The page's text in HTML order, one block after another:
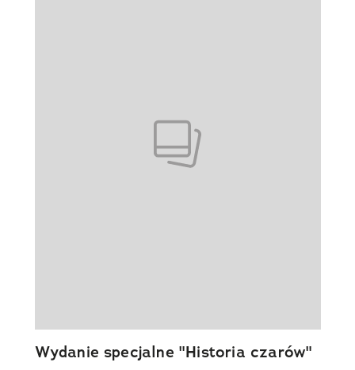
Wydanie specjalne "Historia czarów"